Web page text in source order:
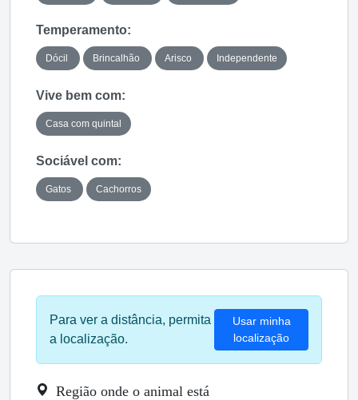
Temperamento:
Dócil Brincalhão Arisco Independente
Vive bem com:
Casa com quintal
Sociável com:
Gatos Cachorros
Para ver a distância, permita
a localização.
Usar minha
localização
Região onde o animal está